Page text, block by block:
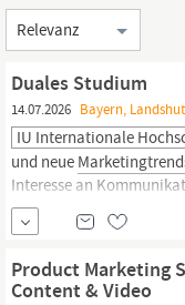
Sortierung
Duales Studium
14.07.2026 Bayern,
IU Internationale
und neue
Interesse an
Karriereaussichten: Bei
Abschlussprüfung
Übernahme mit
Product Marketing
Content & Video